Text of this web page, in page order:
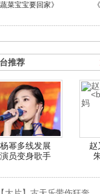
蔬菜宝宝要回家》
推荐
杨幂多线发展
演员变身歌手
赵